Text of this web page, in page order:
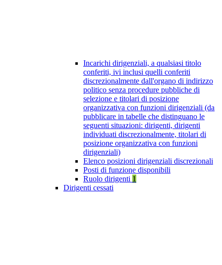
Incarichi dirigenziali, a qualsiasi titolo
conferiti, ivi inclusi quelli conferiti
discrezionalmente dall'organo di indirizzo
politico senza procedure pubbliche di
selezione e titolari di posizione
organizzativa con funzioni dirigenziali (da
pubblicare in tabelle che distinguano le
seguenti situazioni: dirigenti, dirigenti
individuati discrezionalmente, titolari di
posizione organizzativa con funzioni
dirigenziali)
Elenco posizioni dirigenziali discrezionali
Posti di funzione disponibili
Ruolo dirigenti 1
Dirigenti cessati